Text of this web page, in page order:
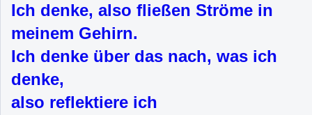
Ich denke, also fließen Ströme in
meinem Gehirn.
Ich denke über das nach, was ich
denke,
also reflektiere ich